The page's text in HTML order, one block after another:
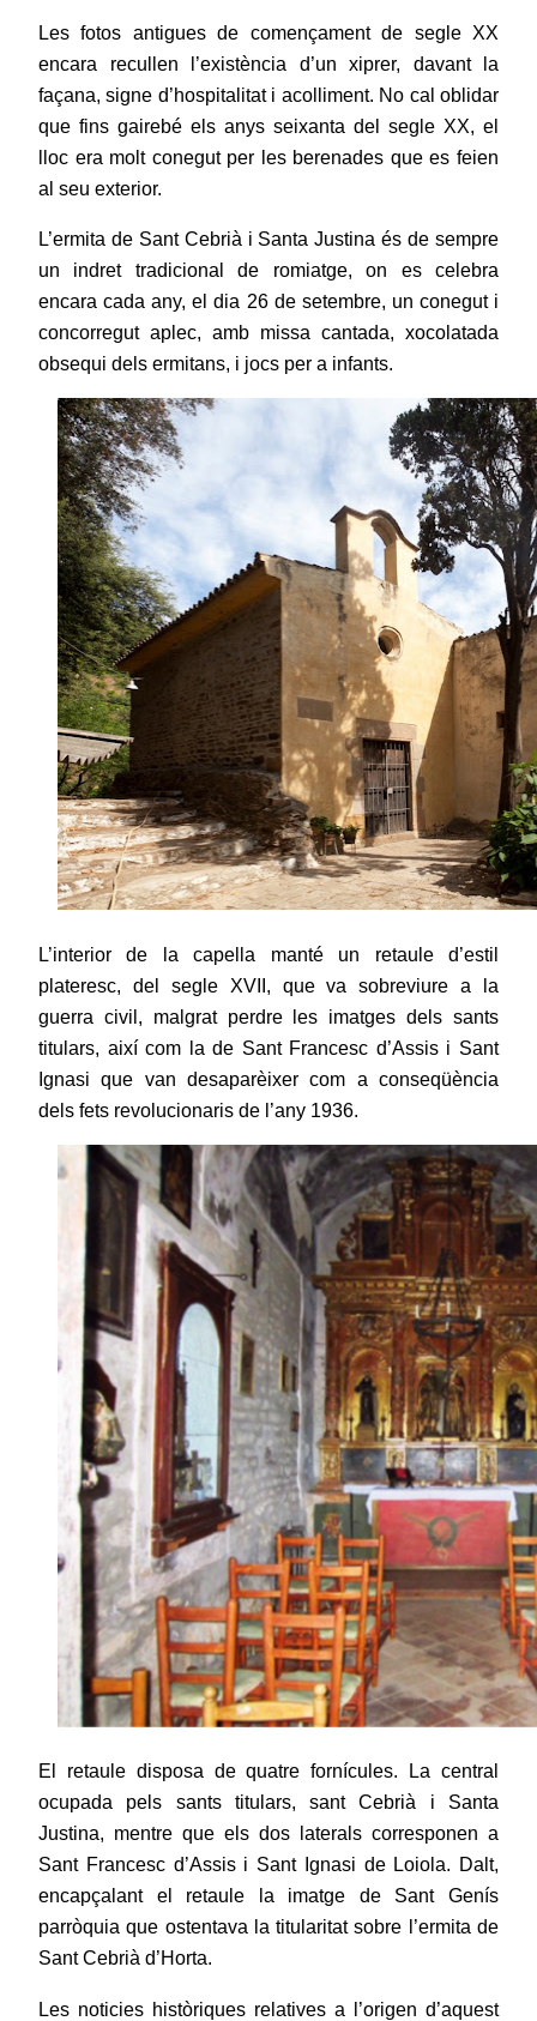
Les fotos antigues de començament de segle XX
encara recullen l’existència d’un xiprer, davant la
façana, signe d’hospitalitat i acolliment. No cal oblidar
que fins gairebé els anys seixanta del segle XX, el
lloc era molt conegut per les berenades que es feien
al seu exterior.
L’ermita de Sant Cebrià i Santa Justina és de sempre
un indret tradicional de romiatge, on es celebra
encara cada any, el dia 26 de setembre, un conegut i
concorregut aplec, amb missa cantada, xocolatada
obsequi dels ermitans, i jocs per a infants.
L’interior de la capella manté un retaule d’estil
plateresc, del segle XVII, que va sobreviure a la
guerra civil, malgrat perdre les imatges dels sants
titulars, així com la de Sant Francesc d’Assis i Sant
Ignasi que van desaparèixer com a conseqüència
dels fets revolucionaris de l’any 1936.
El retaule disposa de quatre fornícules. La central
ocupada pels sants titulars, sant Cebrià i Santa
Justina, mentre que els dos laterals corresponen a
Sant Francesc d’Assis i Sant Ignasi de Loiola. Dalt,
encapçalant el retaule la imatge de Sant Genís
parròquia que ostentava la titularitat sobre l’ermita de
Sant Cebrià d’Horta.
Les noticies històriques relatives a l’origen d’aquest